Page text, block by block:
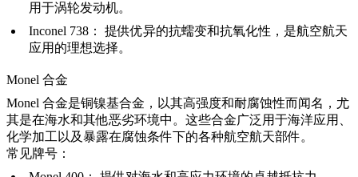
用于涡轮发动机。
Inconel 738 ：
提供优异的抗蠕变和抗氧化性，是航空航天
应用的理想选择。
Monel 合金
Monel 合金是铜镍基合金，以其高强度和耐腐蚀性而闻名，尤
其是在海水和其他恶劣环境中。这些合金广泛用于海洋应用、
化学加工以及暴露在腐蚀条件下的各种航空航天部件。
常见牌号：